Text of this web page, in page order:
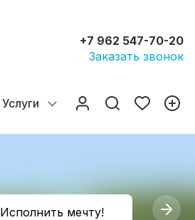
+7 962 547-70-20
Заказать звонок
Услуги
Исполнить мечту!